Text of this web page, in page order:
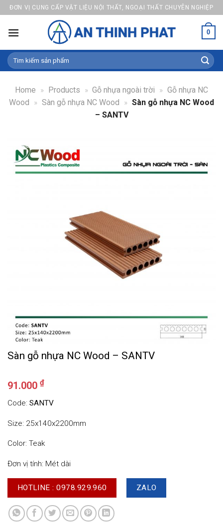
Skip
to
content
ĐƠN VỊ CUNG CẤP VẬT LIỆU NỘI THẤT, NGOẠI THẤT CHUYÊN NGHIỆP
0
Search
for:
Home » Products » Gỗ nhựa ngoài trời » Gỗ nhựa NC
Wood » Sàn gỗ nhựa NC Wood » Sàn gỗ nhựa NC Wood
– SANTV
Sàn gỗ nhựa NC Wood – SANTV
91.000 ₫
Code: SANTV
Size: 25x140x2200mm
Color: Teak
Đơn vị tính: Mét dài
HOTLINE : 0978.929.960 ZALO